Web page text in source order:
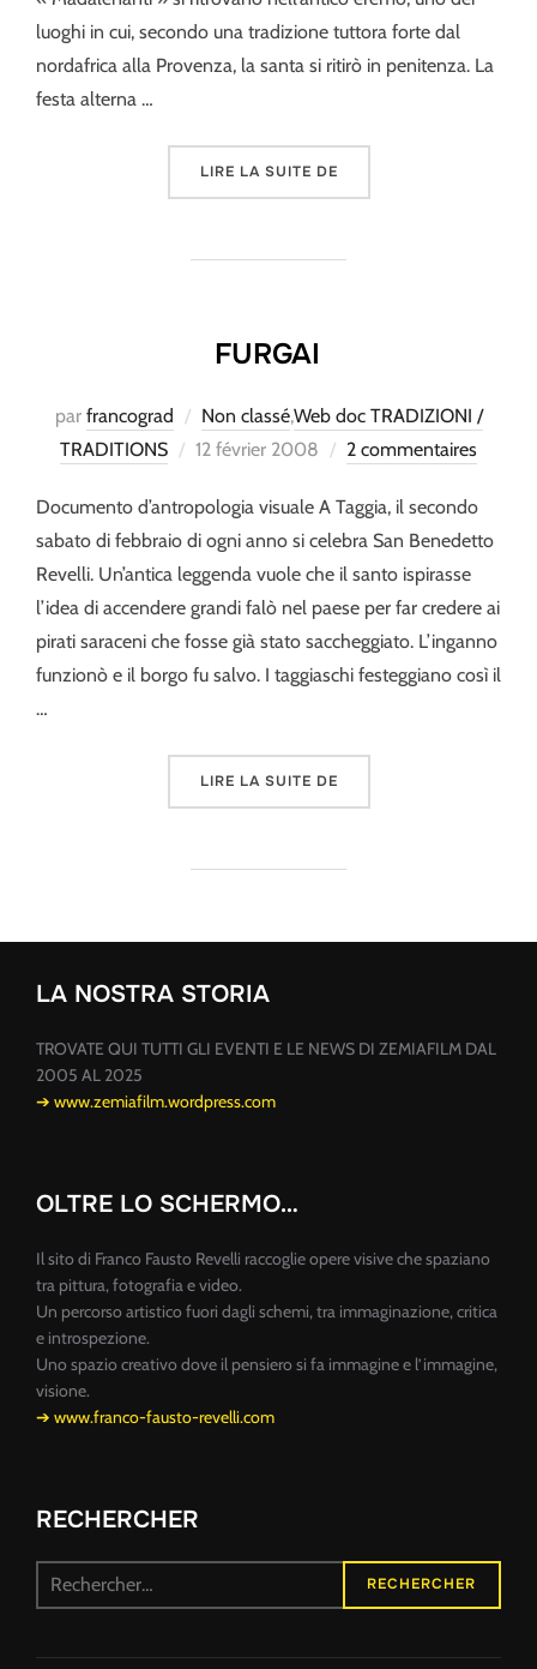
luoghi in cui, secondo una tradizione tuttora forte dal
nordafrica alla Provenza, la santa si ritirò in penitenza. La
festa alterna …
LIRE LA SUITE DE« A MADAENA »
FURGAI
par francograd Non classé,Web doc TRADIZIONI /
TRADITIONS
Publié
12 février 2008 2 commentaires
Documento d’antropologia visuale A Taggia, il secondo
sabato di febbraio di ogni anno si celebra San Benedetto
Revelli. Un’antica leggenda vuole che il santo ispirasse
l’idea di accendere grandi falò nel paese per far credere ai
pirati saraceni che fosse già stato saccheggiato. L’inganno
funzionò e il borgo fu salvo. I taggiaschi festeggiano così il
…
LIRE LA SUITE DE« FURGAI »
LA NOSTRA STORIA
TROVATE QUI TUTTI GLI EVENTI E LE NEWS DI ZEMIAFILM DAL
2005 AL 2025
➔ www.zemiafilm.wordpress.com
OLTRE LO SCHERMO…
Il sito di Franco Fausto Revelli raccoglie opere visive che spaziano
tra pittura, fotografia e video.
Un percorso artistico fuori dagli schemi, tra immaginazione, critica
e introspezione.
Uno spazio creativo dove il pensiero si fa immagine e l’immagine,
visione.
➔ www.franco-fausto-revelli.com
RECHERCHER
Recherche
RECHERCHER